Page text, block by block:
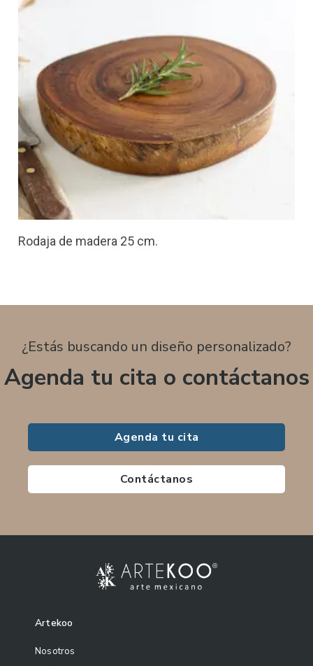
Rodaja de madera 25 cm.
¿Estás buscando un diseño personalizado?
Agenda tu cita o contáctanos
Agenda tu cita
Contáctanos
Artekoo
Nosotros